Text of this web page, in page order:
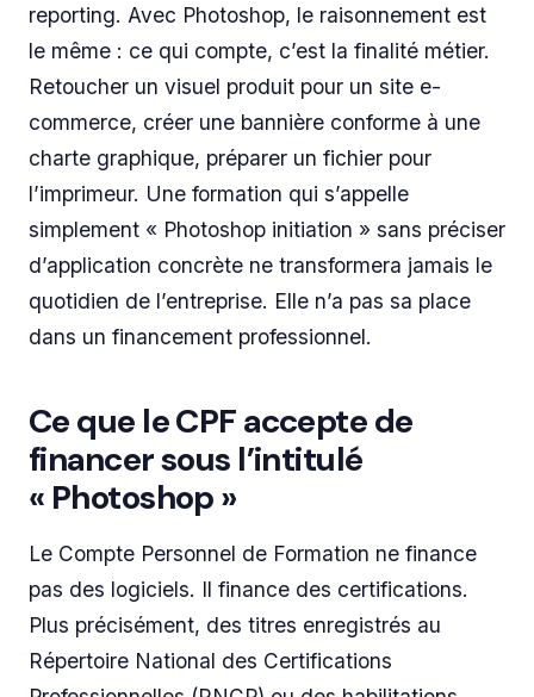
reporting. Avec Photoshop, le raisonnement est
le même : ce qui compte, c’est la finalité métier.
Retoucher un visuel produit pour un site e-
commerce, créer une bannière conforme à une
charte graphique, préparer un fichier pour
l’imprimeur. Une formation qui s’appelle
simplement « Photoshop initiation » sans préciser
d’application concrète ne transformera jamais le
quotidien de l’entreprise. Elle n’a pas sa place
dans un financement professionnel.
Ce que le CPF accepte de
financer sous l’intitulé
« Photoshop »
Le Compte Personnel de Formation ne finance
pas des logiciels. Il finance des certifications.
Plus précisément, des titres enregistrés au
Répertoire National des Certifications